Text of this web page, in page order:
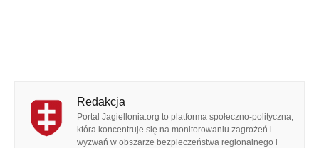
Redakcja
Portal Jagiellonia.org to platforma społeczno-polityczna,
która koncentruje się na monitorowaniu zagrożeń i
wyzwań w obszarze bezpieczeństwa regionalnego i